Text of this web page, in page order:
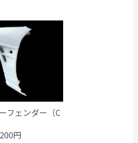
フェンダー（C
円